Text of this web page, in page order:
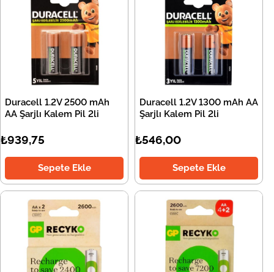
Duracell 1.2V 2500 mAh
AA Şarjlı Kalem Pil 2li
₺939,75
Sepete Ekle
Duracell 1.2V 1300 mAh AA
Şarjlı Kalem Pil 2li
₺546,00
Sepete Ekle